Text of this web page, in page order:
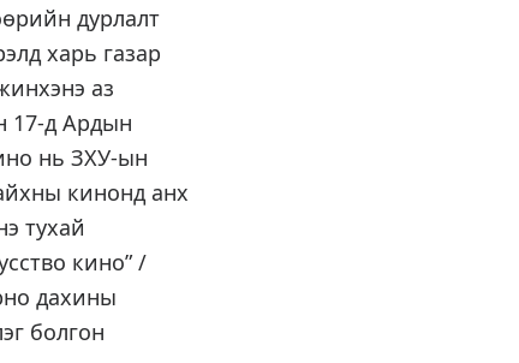
дурлалт
харь газар
аз
17-д Ардын
нь ЗХУ-ын
кинонд анх
тухай
кино” /
дахины
болгон